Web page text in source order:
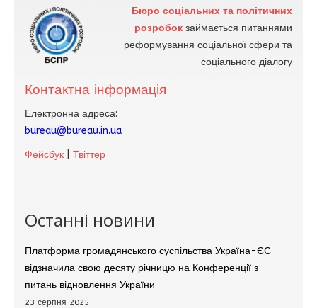
Бюро соціальних та політичних
розробок займається питаннями
реформування соціальної сфери та
соціального діалогу
Контактна інформація
Електронна адреса:
bureau@bureau.in.ua
Фейсбук
Твіттер
Останні новини
Платформа громадянського суспільства Україна-ЄС
відзначила свою десяту річницю на Конференції з
питань відновлення України
23 серпня 2025